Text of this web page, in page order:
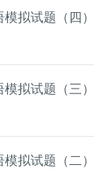
拟试题（四）
拟试题（三）
拟试题（二）